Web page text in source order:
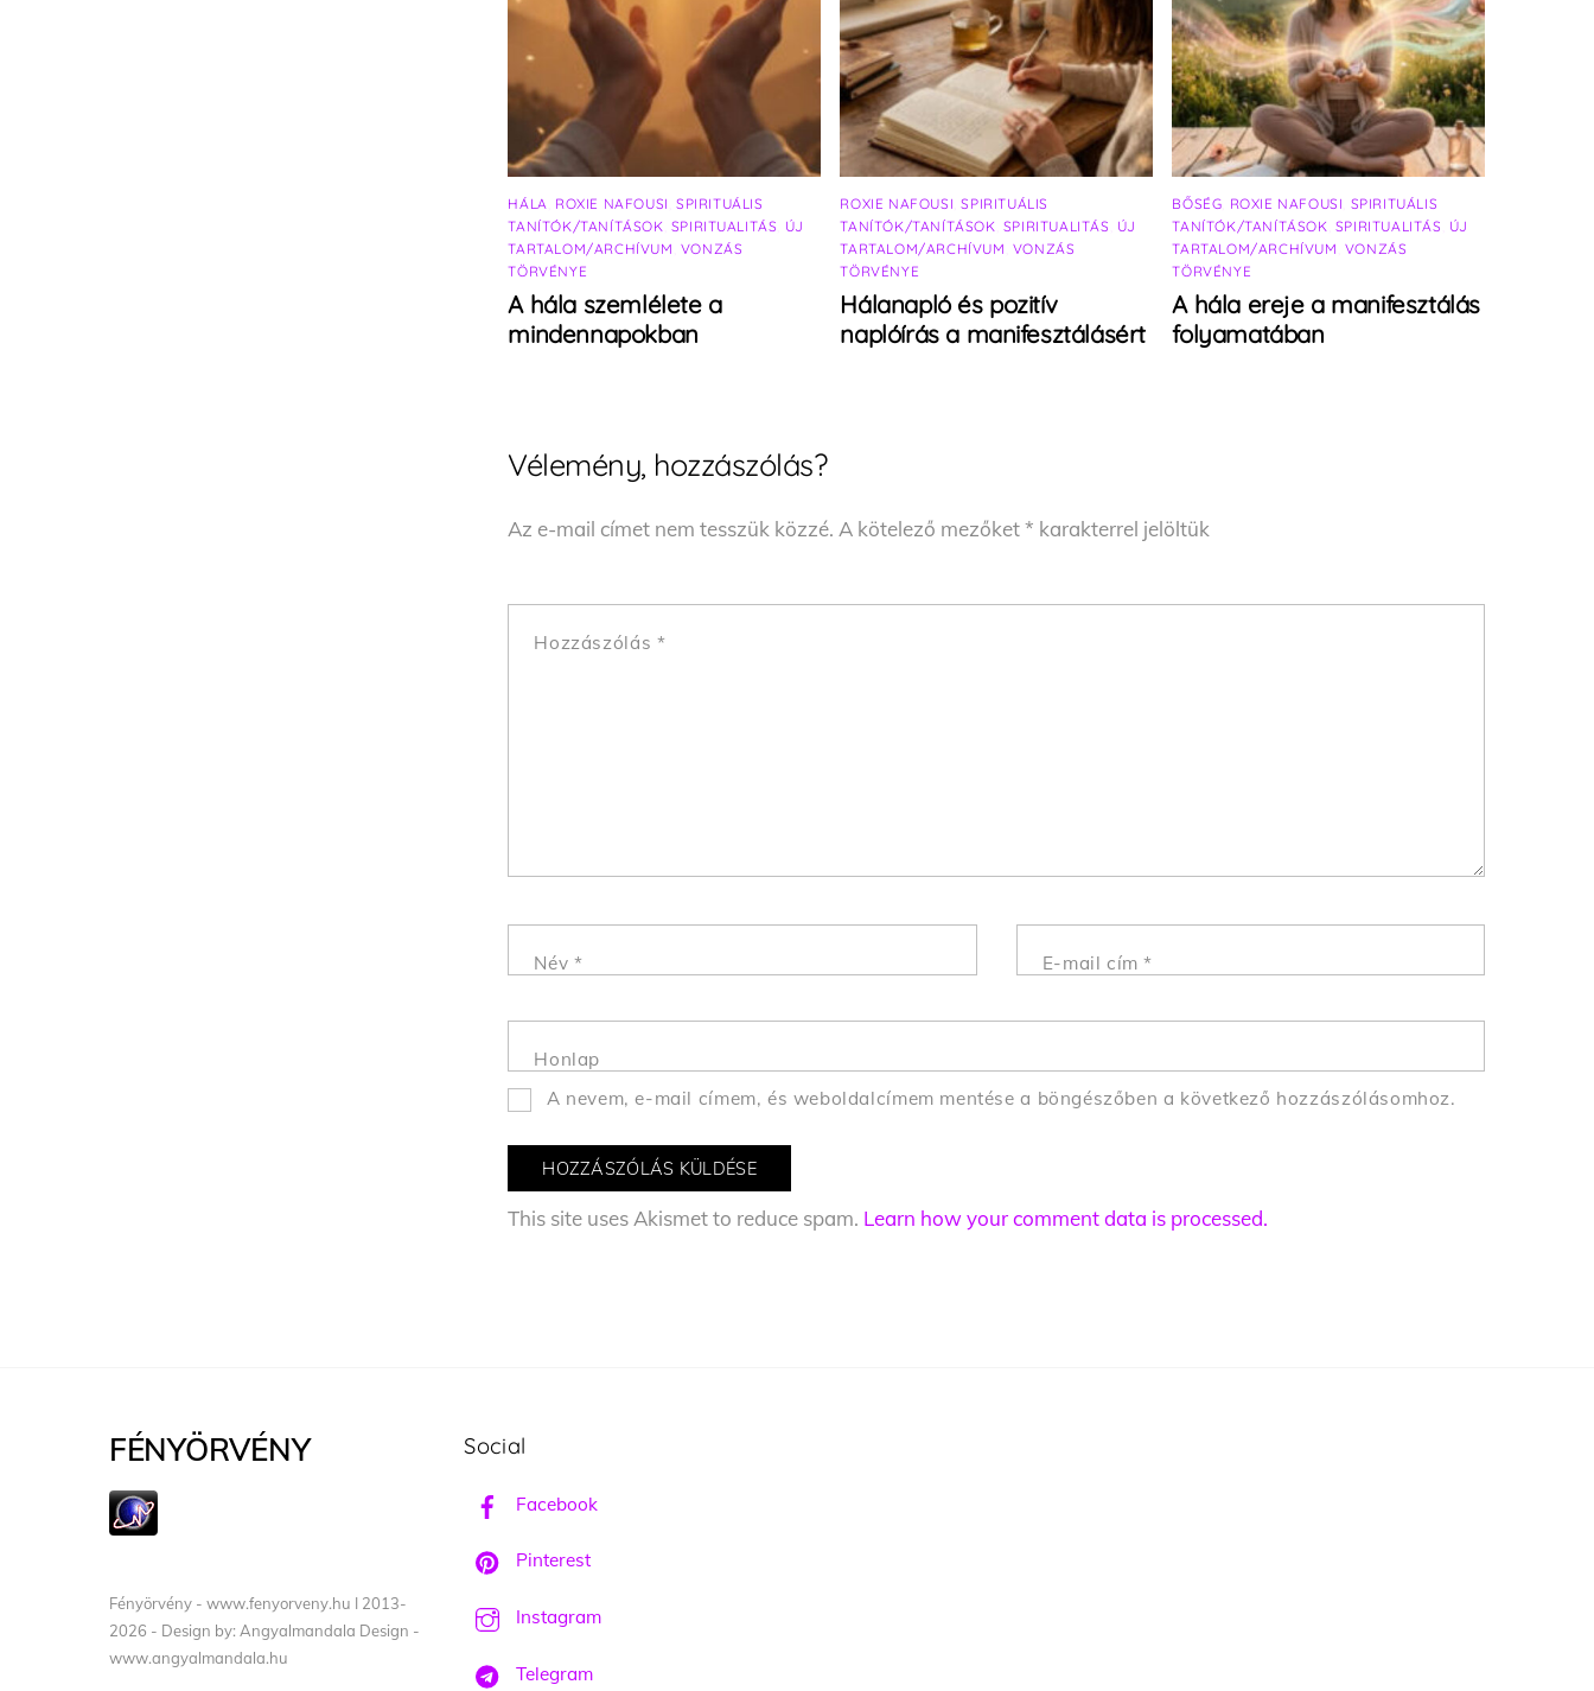
HÁLA ROXIE NAFOUSI SPIRITUÁLIS
TANÍTÓK/TANÍTÁSOK SPIRITUALITÁS ÚJ
TARTALOM/ARCHÍVUM VONZÁS
TÖRVÉNYE
A hála szemlélete a
mindennapokban
ROXIE NAFOUSI ,SPIRITUÁLIS
TANÍTÓK/TANÍTÁSOK SPIRITUALITÁS ÚJ
TARTALOM/ARCHÍVUM VONZÁS
TÖRVÉNYE
Hálanapló és pozitív
naplóírás a manifesztálásért
BŐSÉG ROXIE NAFOUSI SPIRITUÁLIS
TANÍTÓK/TANÍTÁSOK SPIRITUALITÁS ÚJ
TARTALOM/ARCHÍVUM VONZÁS
TÖRVÉNYE
A hála ereje a manifesztálás
folyamatában
Vélemény, hozzászólás?
Az e-mail címet nem tesszük közzé. A kötelező mezőket* karakterrel jelöltük
Hozzászólás *
Név * E-mail cím*
Honlap
A nevem, e-mail címem, és weboldalcímem mentése a böngészőben a következő hozzászólásomhoz.
This site uses Akismet to reduce spam. Learn how your comment data is processed.
FÉNYÖRVÉNY
Fényörvény - www.fenyorveny.hu I 2013-
2026 - Design by: Angyalmandala Design -
www.angyalmandala.hu
Social
Facebook
Pinterest
Instagram
Telegram